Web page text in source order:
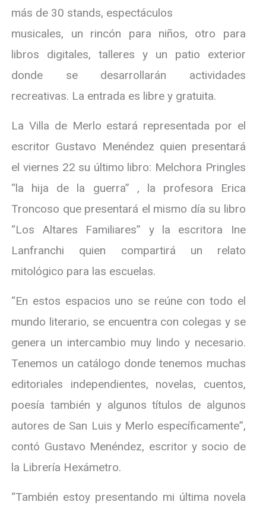
más de 30 stands, espectáculos
musicales, un rincón para niños, otro para
libros digitales, talleres y un patio exterior
donde se desarrollarán actividades
recreativas. La entrada es libre y gratuita.
La Villa de Merlo estará representada por el
escritor Gustavo Menéndez quien presentará
el viernes 22 su último libro: Melchora Pringles
“la hija de la guerra” , la profesora Erica
Troncoso que presentará el mismo día su libro
“Los Altares Familiares” y la escritora Ine
Lanfranchi quien compartirá un relato
mitológico para las escuelas.
“En estos espacios uno se reúne con todo el
mundo literario, se encuentra con colegas y se
genera un intercambio muy lindo y necesario.
Tenemos un catálogo donde tenemos muchas
editoriales independientes, novelas, cuentos,
poesía también y algunos títulos de algunos
autores de San Luis y Merlo específicamente”,
contó Gustavo Menéndez, escritor y socio de
la Librería Hexámetro.
“También estoy presentando mi última novela